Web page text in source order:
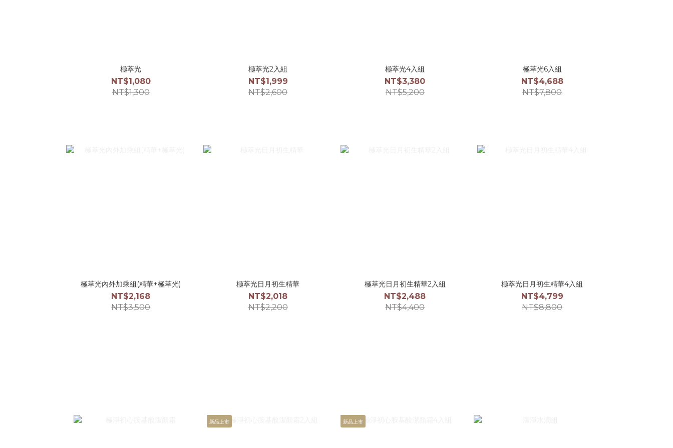
極萃光
NT$1,080
NT$1,300
極萃光2入組
NT$1,999
NT$2,600
極萃光4入組
NT$3,380
NT$5,200
極萃光6入組
NT$4,688
NT$7,800
極萃光內外加乘組(精華+極萃光)
NT$2,168
NT$3,500
極萃光日月初生精華
NT$2,018
NT$2,200
極萃光日月初生精華2入組
NT$2,488
NT$4,400
極萃光日月初生精華4入組
NT$4,799
NT$8,800
新品上市 新品上市